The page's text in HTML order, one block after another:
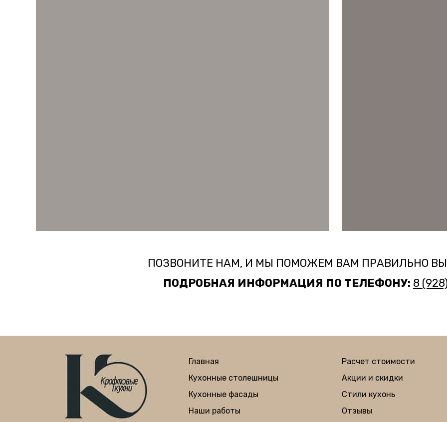
ПОЗВОНИТЕ НАМ, И МЫ ПОМОЖЕМ ВАМ ПРАВИЛЬНО
ПОДРОБНАЯ ИНФОРМАЦИЯ ПО ТЕЛЕФОНУ: 8
Главная
Кухонные столешницы
Кухонные фасады
Наши работы
Расчет стоимости
Акции и скидки
Стили кухонь
Отзывы